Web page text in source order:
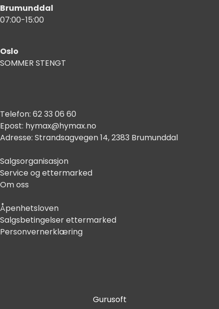
Brumunddal
07:00-15:00
Oslo
SOMMER STENGT
Telefon: 62 33 06 60
Epost: hymax@hymax.no
Adresse: Strandsagvegen 14, 2383 Brumunddal
Salgsorganisasjon
Service og ettermarked
Om oss
Åpenhetsloven
Salgsbetingelser ettermarked
Personvernerklæring
Gurusoft